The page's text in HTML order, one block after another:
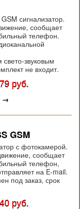
сигнализатор.
сообщает
телефон.
звуковым
не входит.
руб.
→
GSM
с фотокамерой.
сообщает
телефон,
на E-mail.
под заказ, срок
руб.